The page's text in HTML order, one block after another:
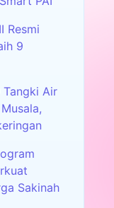
Resmi
9
Tangki Air
Sakinah